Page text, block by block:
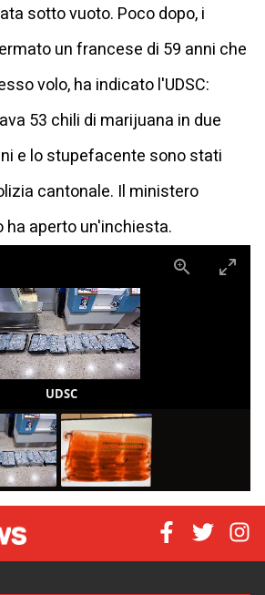
sotto vuoto. Poco dopo, i
un francese di 59 anni che
volo, ha indicato l'UDSC:
53 chili di marijuana in due
e lo stupefacente sono stati
cantonale. Il ministero
ha aperto un'inchiesta.
UDSC